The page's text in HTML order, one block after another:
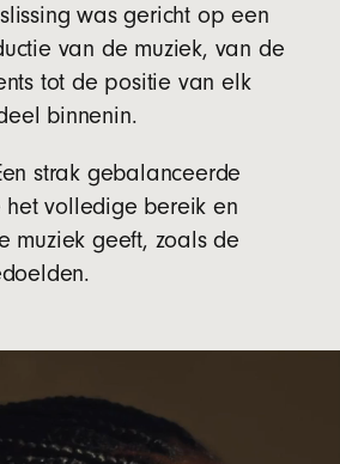
cm
voor iOS en
koppelen met één tik,
op al je apparaten en
mijn apparaat
voetnoot
was gericht op een
van de muziek, van de
tot de positie van elk
binnenin.
strak gebalanceerde
volledige bereik en
muziek geeft, zoals de